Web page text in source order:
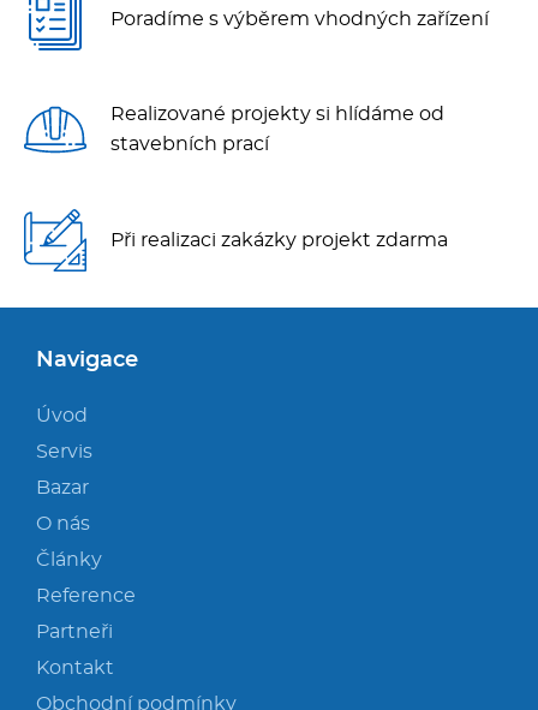
Poradíme s výběrem vhodných zařízení
Realizované projekty si hlídáme od
stavebních prací
Při realizaci zakázky projekt zdarma
Navigace
Úvod
Servis
Bazar
O nás
Články
Reference
Partneři
Kontakt
Obchodní podmínky